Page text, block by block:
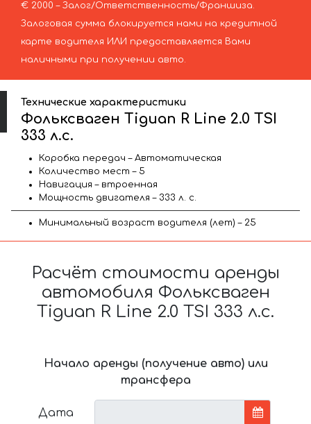
€ 2000 – Залог/Ответственность/Франшиза.
Залоговая сумма блокируется нами на кредитной
карте водителя ИЛИ предоставляется Вами
наличными при получении авто.
Технические характеристики
Фольксваген Tiguan R Line 2.0 TSI
333 л.с.
Коробка передач – Автоматическая
Количество мест – 5
Навигация – втроенная
Мощность двигателя – 333 л. с.
Минимальный возраст водителя (лет) – 25
Расчёт стоимости аренды
автомобиля Фольксваген
Tiguan R Line 2.0 TSI 333 л.с.
Начало аренды (получение авто) или
трансфера
Дата